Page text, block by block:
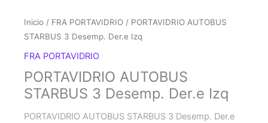
Inicio / FRA PORTAVIDRIO / PORTAVIDRIO AUTOBUS
STARBUS 3 Desemp. Der.e Izq
FRA PORTAVIDRIO
PORTAVIDRIO AUTOBUS
STARBUS 3 Desemp. Der.e Izq
PORTAVIDRIO AUTOBUS STARBUS 3 Desemp. Der.e